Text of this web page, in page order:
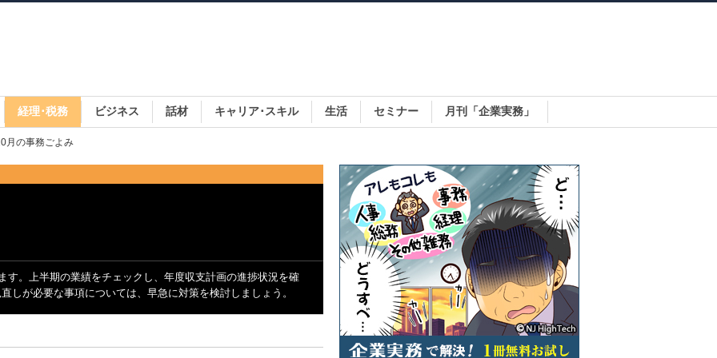
経理･税務 ビジネス 話材 キャリア･スキル 生活 セミナー 月刊「企業実務」
月の事務ごよみ
す。上半期の業績をチェックし、年度収支計画の進捗状況を確
しが必要な事項については、早急に対策を検討しましょう。